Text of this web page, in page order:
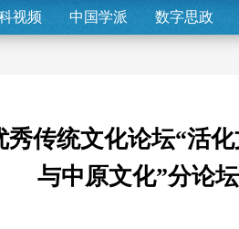
视频 中国学派 数字思政
秀传统文化论坛“活
与中原文化”分论